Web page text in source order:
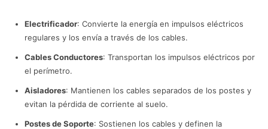
Electrificador: Convierte la energía en impulsos eléctricos
regulares y los envía a través de los cables.
Cables Conductores: Transportan los impulsos eléctricos por
el perímetro.
Aisladores: Mantienen los cables separados de los postes y
evitan la pérdida de corriente al suelo.
Postes de Soporte: Sostienen los cables y definen la